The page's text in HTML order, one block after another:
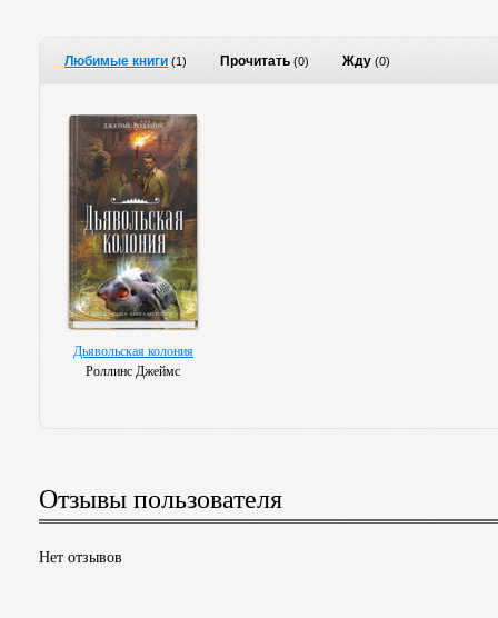
Любимые книги (1) Прочитать (0) Жду (0)
Дьявольская колония
Роллинс Джеймс
Отзывы пользователя
Нет отзывов